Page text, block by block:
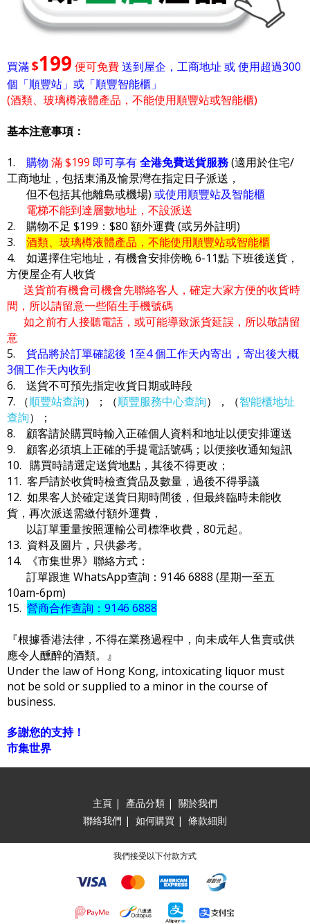
買滿$199 便可免費送到屋企，工商地址 或 使用超過300
個「順豐站」或「順豐智能櫃」
(酒類、玻璃樽液體產品，不能使用順豐站或智能櫃)
基本注意事項：
1. 購物 滿 $199 即可享有全港免費送貨服務(適用於住宅/
工商地址，包括東涌及愉景灣在指定日子派送，
但不包括其他離島或機場) 或使用順豐站及智能櫃
電梯不能到達層數地址，不設派送
2. 購物不足 $199：$80 額外運費 (或另外註明)
3. 酒類、玻璃樽液體產品，不能使用順豐站或智能櫃
4. 如選擇住宅地址，有機會安排傍晚 6-11點 下班後送貨，
方便屋企有人收貨
送貨前有機會司機會先聯絡客人，確定大家方便的收貨時
間，所以請留意一些陌生手機號碼
如之前冇人接聽電話，或可能導致派貨延誤，所以敬請留
意
5. 貨品將於訂單確認後 1至4 個工作天內寄出，寄出後大概
3個工作天內收到
6. 送貨不可預先指定收貨日期或時段
7. （順豐站查詢）；（順豐服務中心查詢），（智能櫃地址
查詢）；
8. 顧客請於購買時輸入正確個人資料和地址以便安排運送
9. 顧客必須填上正確的手提電話號碼；以便接收通知短訊
10. 購買時請選定送貨地點，其後不得更改；
11. 客戶請於收貨時檢查貨品及數量，過後不得爭議
12. 如果客人於確定送貨日期時間後，但最終臨時未能收
貨，再次派送需繳付額外運費，
以訂單重量按照運輸公司標準收費，80元起。
13. 資料及圖片，只供參考。
14. 《市集世界》聯絡方式：
訂單跟進 WhatsApp查詢：9146 6888 (星期一至五
10am-6pm)
15. 營商合作查詢：9146 6888
『根據香港法律，不得在業務過程中，向未成年人售賣或供
應令人醺醉的酒類。』
Under the law of Hong Kong, intoxicating liquor must
not be sold or supplied to a minor in the course of
business.
多謝您的支持！
市集世界
主頁 | 產品分類 | 關於我們
聯絡我們 | 如何購買 | 條款細則
我們接受以下付款方式